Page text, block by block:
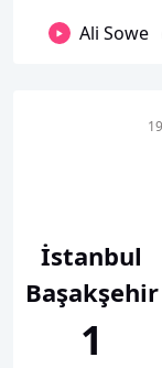
Ali Sowe
İstanbul
Başakşehir
1